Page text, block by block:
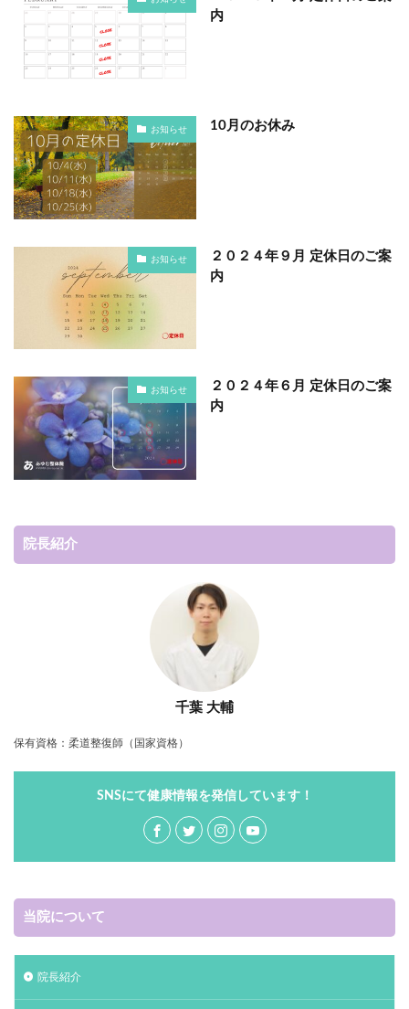
内
お知らせ 10月のお休み
お知らせ
２０２４年９月 定休日のご案
内
お知らせ
２０２４年６月 定休日のご案
内
院長紹介
千葉 大輔
保有資格：柔道整復師（国家資格）
SNSにて健康情報を発信しています！
当院について
院長紹介